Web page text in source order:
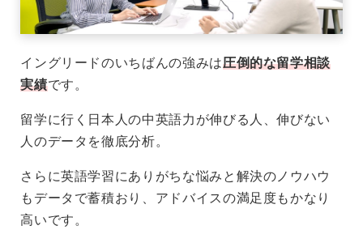
イングリードのいちばんの強みは圧倒的な留学相談
実績です。
留学に行く日本人の中英語力が伸びる人、伸びない
人のデータを徹底分析。
さらに英語学習にありがちな悩みと解決のノウハウ
もデータで蓄積おり、アドバイスの満足度もかなり
高いです。